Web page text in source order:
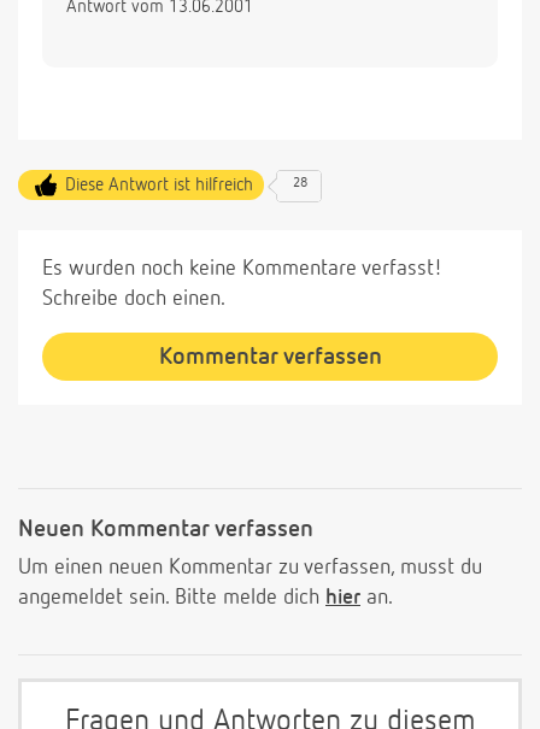
Antwort vom 13.06.2001
Diese Antwort ist hilfreich 28
Es wurden noch keine Kommentare verfasst!
Schreibe doch einen.
Kommentar verfassen
Neuen Kommentar verfassen
Um einen neuen Kommentar zu verfassen, musst du
angemeldet sein. Bitte melde dich hier an.
Fragen und Antworten zu diesem